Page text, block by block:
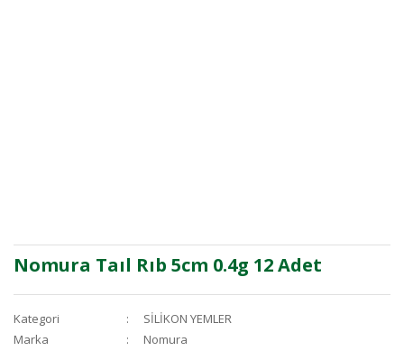
Nomura Taıl Rıb 5cm 0.4g 12 Adet
Kategori
SİLİKON YEMLER
Marka
Nomura